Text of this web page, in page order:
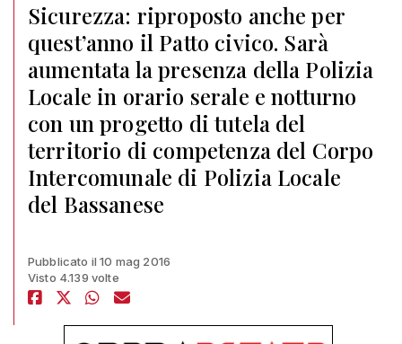
Sicurezza: riproposto anche per
quest’anno il Patto civico. Sarà
aumentata la presenza della Polizia
Locale in orario serale e notturno
con un progetto di tutela del
territorio di competenza del Corpo
Intercomunale di Polizia Locale
del Bassanese
Pubblicato il 10 mag 2016
Visto 4.139 volte